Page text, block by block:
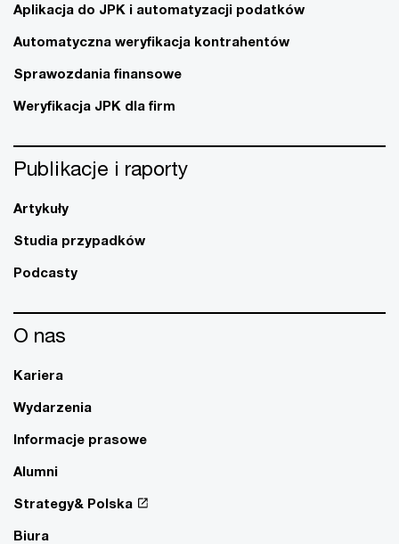
Aplikacja do JPK i automatyzacji podatków
Automatyczna weryfikacja kontrahentów
Sprawozdania finansowe
Weryfikacja JPK dla firm
Publikacje i raporty
Artykuły
Studia przypadków
Podcasty
O nas
Kariera
Wydarzenia
Informacje prasowe
Alumni
Strategy& Polska
Biura